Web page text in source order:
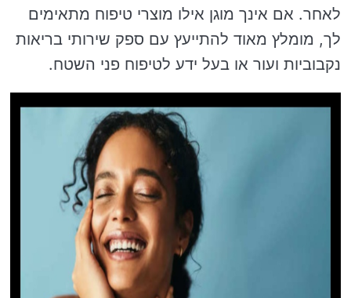
לאחר. אם אינך מוגן אילו מוצרי טיפוח מתאימים
לך, מומלץ מאוד להתייעץ עם ספק שירותי בריאות
נקבוביות ועור או בעל ידע לטיפוח פני השטח.